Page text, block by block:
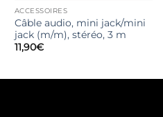
ACCESSOIRES
Câble audio, mini jack/mini
jack (m/m), stéréo, 3 m
11,90€